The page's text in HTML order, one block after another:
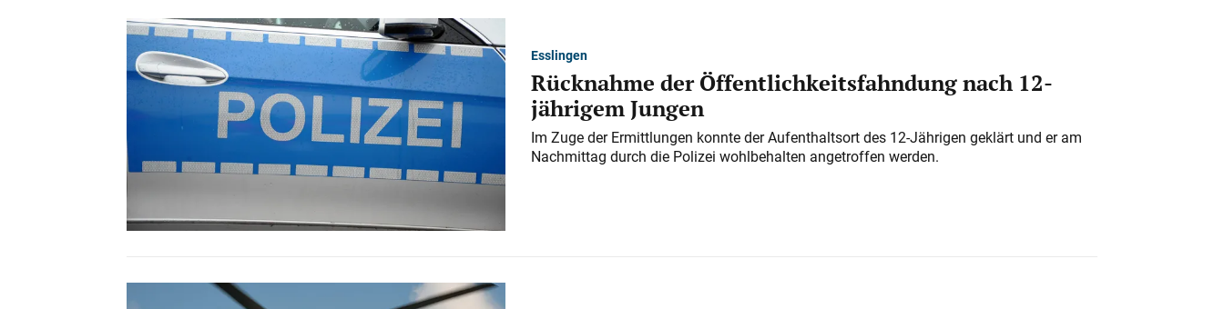
Esslingen
Rücknahme der Öffentlichkeitsfahndung nach 12-
jährigem Jungen
Im Zuge der Ermittlungen konnte der Aufenthaltsort des 12-Jährigen geklärt und er am
Nachmittag durch die Polizei wohlbehalten angetroffen werden.